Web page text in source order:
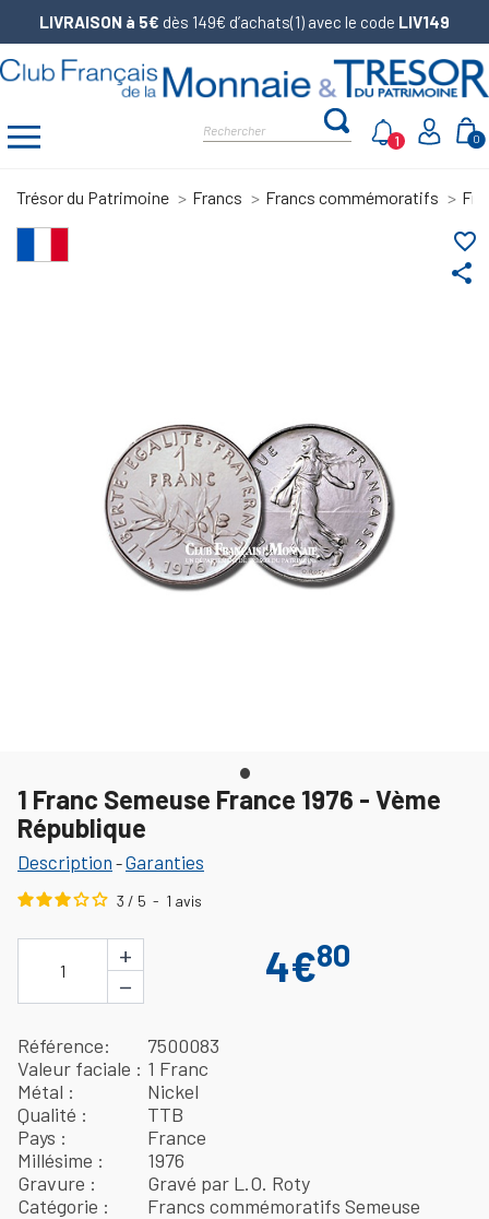
LIVRAISON à 5€ dès 149€ d’achats(1) avec le code LIV149
0
1
Trésor du Patrimoine Francs Francs commémoratifs
share
favorite_border
1 Franc Semeuse France 1976 - Vème
République
Description -Garanties
3 / 5 - 1 avis
1
+
−
4€80
Référence
7500083
Valeur faciale
1 Franc
Métal
Nickel
Qualité
TTB
Pays
France
Millésime
1976
Gravure
Gravé par L.O. Roty
Catégorie
Francs commémoratifs Semeuse